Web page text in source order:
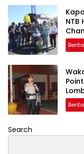
NTB
Berita
Berita
Search